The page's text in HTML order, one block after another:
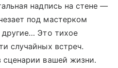
надпись на стене —
под мастерком
Это тихое
случайных встреч.
вашей жизни.